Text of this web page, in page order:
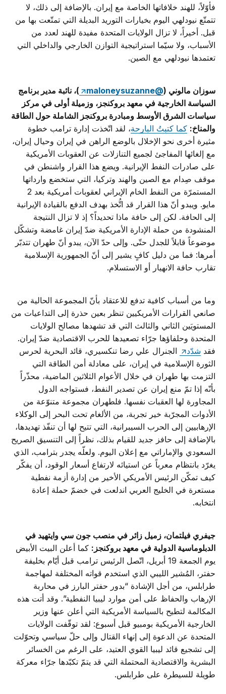
فأوّلاً، للهند خلافاتها الخاصة مع إيران. بالإضافة إلى ذلك، لا
تتمتّع نيودلهي اليوم بخيارات التوريد البديلة التي تمتّعت بها من
قبل. أخيراً، لا تزال الولايات المتحدة مفيدة للهند لعدد من
الأسباب، ولا سيّما استراتيجية التوازن الخارجي والداخلي التي
تعتمدها نيودلهي مع الصين.
سوزان مالوني (@maloneysuzanne
)، نائبة مدير برنامج
السياسة الخارجية في معهد بروكنجز، وزميلة أولى في مركز
سياسات الشرق الأوسط ومبادرة بروكنجز الشاملة حول الطاقة
والمناخ: كما كتبتُ البارحة، لقد اتّخذت إدارة ترامب خطوة
مثيرة أخرى نحو الإخلال بالوضع الراهن في إيران وحيال إيران،
مع إلغائها المفاجئ لجميع التنازلات عن العقوبات الأمريكية
على صادرات النفط الإيرانية. ويضع هذا القرار واشنطن في
موقف صِدام مع الصين والهند وتركيا، التي ستخضع وارداتها
المستمرّة من النفط الخام الإيراني لعقوبات أمريكية بعد 2
مايو. ويبدو أنّ هذا القرار قد اتُّخذ بهدف الدفع بالقيادة الإيرانية
إلى الحافة. لكن إلى حافة ماذا تحديداً؟ إذ لا تزال النتيجة
المنشودة من حملة الإدارة الأمريكية ضدّ إيران غامضة وتشكّل
موضوعاً قابلاً للجدل حتّى. وإلى حدّ الآن، يبدو أنّ طهران تتدبّر
أمرها: فما من دليل كافٍ يشير إلى أنّ الجمهورية الإسلامية
تقارب حافة الانهيار أو الاستسلام.
وما من أسباب كافية تدفع للاعتقاد بأنّ المجموعة الحالية من
صانعي القرارات الأمريكيين تنظر بعين حذرة إلى التداعيات من
المستويَين الثاني والثالث التي قد تشهدها مصالح الولايات
المتحدة وحلفاؤها جرّاء تصعيدها للحرب الاقتصادية ضدّ إيران.
فقد شدّد
الجنرال علي رضا تنكسيري، قائد البحرية لحرس
الثورة الإسلامية في إيران، على معادلة أمن الطاقة التي
التزمت بها طهران في خلال الأعوام الثلاثين الماضية، محذّراً
بأنّه إذا تمّ منع إيران عن تصدير النفط، فستواجه الدول
المجاورة لها العقبات نفسها. فلطهران مجموعة متنوّعة من
الأدوات المجرّبة خير تجربة، من الألغام تحت البحر إلى الوكلاء
الإرهابيين إلى الحرب السيبرانية، التي تتيح لها أن تنفّذ تهديدها،
بالإضافة إلى حافز جديد للقيام بذلك، نظراً إلى التنسيق الصريح
السعودي والإماراتي مع إعلان اليوم. ولعلّه يجدر بترامب، الذي
يغرّد بانتظام معرباً عن استيائه لارتفاع أسعار الوقود، أن يفكّر
كيف تمكّن الرئيس الأمريكي الأخير من إدارة أزمة نفطية
مستعرة في الخليج العربي اندلعت في خضمّ حملة إعادة
انتخابه.
جيفري فيلتمان، زميل زائر في منصب جون سي وايتهيد في
الدبلوماسية الدولية في معهد بروكنجز: كما أعلن البيت الأبيض
يوم الجمعة 19 أبريل، اتّصل الرئيس ترامب قبل أيّام بخليفة
حفتر، المُشير الليبي الذي استخدم قواته المختلفة لمهاجمة
طرابلس، من أجل الإشادة “بدور حفتر البارز في محاربة
الإرهاب والحفاظ على أمن موارد ليبيا النفطية”. وقد أتت هذه
المكالمة لتطيح بالسياسة الأمريكية التي أعلن عنها وزير
الخارجية الأمريكية بومبيو قبل أسبوع: لقد توقّفت الولايات
المتحدة عن الدعوة إلى إنهاء القتال وإلى حلّ سياسي وتحوّلت
إلى تشجيع قائد ليبيا القوي العتيد، على الرغم من الخسائر
البشرية والاقتصادية المحتملة التي قد يتمّ تكبّدها جرّاء معركة
طويلة للسيطرة على طرابلس.